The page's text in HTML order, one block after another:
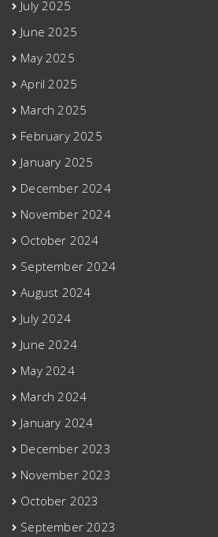
July 2025
June 2025
May 2025
April 2025
March 2025
February 2025
January 2025
December 2024
November 2024
October 2024
September 2024
August 2024
July 2024
June 2024
May 2024
March 2024
January 2024
December 2023
November 2023
October 2023
September 2023